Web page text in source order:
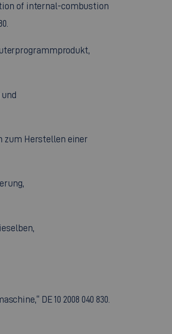
of internal-combustion
zum Herstellen einer
DE 10 2008 040 830.